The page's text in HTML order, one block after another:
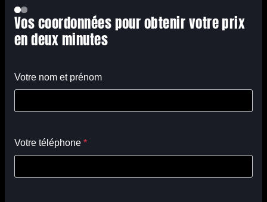
Vos coordonnées pour obtenir votre prix
en deux minutes
Votre nom et prénom
Votre téléphone *